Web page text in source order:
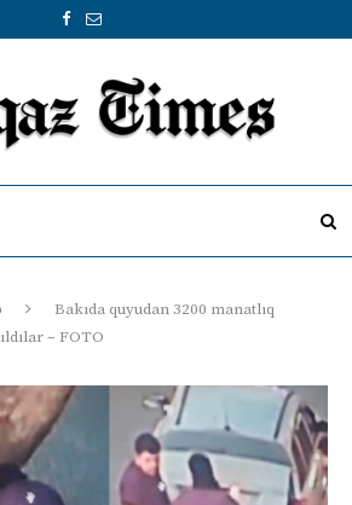
Bakıda quyudan 3200 manatlıq
– FOTO